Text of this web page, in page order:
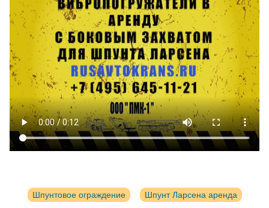
Шпунтовое ограждение Шпунт Ларсена аренда